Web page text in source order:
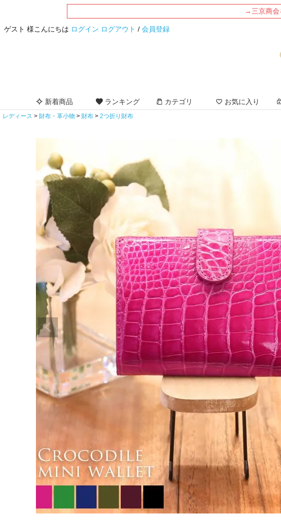
→三京商会
ゲスト 様こんにちは ログイン ログアウト / 会員登録
新着商品 ランキング カテゴリ お気に入り
レディース 財布・革小物 財布 2つ折り財布